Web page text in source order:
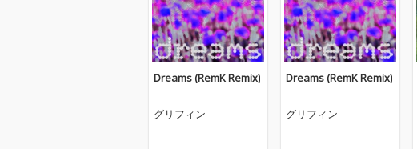
Dreams (RemK Remix)
グリフィン
Dreams (RemK Remix)
グリフィン